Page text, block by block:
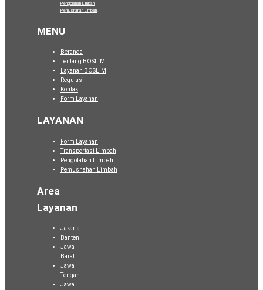
Pengolahan Limbah
Pemusnahan Limbah.
MENU
Beranda
Tentang BOSLIM
Layanan BOSLIM
Regulasi
Kontak
Form Layanan
LAYANAN
Form Layanan
Transportasi Limbah
Pengolahan Limbah
Pemusnahan Limbah
Area
Layanan
Jakarta
Banten
Jawa
Barat
Jawa
Tengah
Jawa